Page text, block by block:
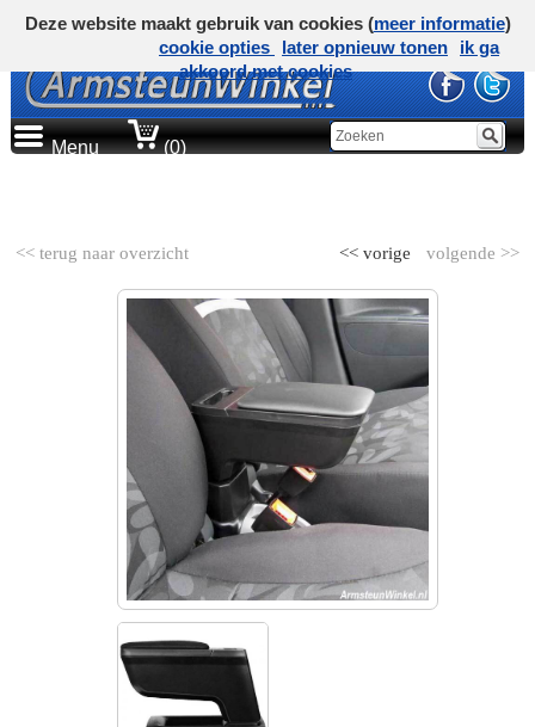
Menu (0)
<< terug naar overzicht volgende >>
<< vorige
Deze website maakt gebruik van cookies (meer informatie)
cookie opties
later opnieuw tonen
ik ga
akkoord met cookies